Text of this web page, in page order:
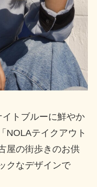
トブルーに鮮やか
NOLAテイクアウト
屋の街歩きのお供
クなデザインで